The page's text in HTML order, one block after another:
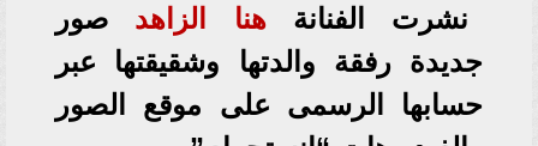
نشرت الفنانةهنا الزاهد صور
جديدة رفقة والدتها وشقيقتها عبر
حسابها الرسمى على موقع الصور